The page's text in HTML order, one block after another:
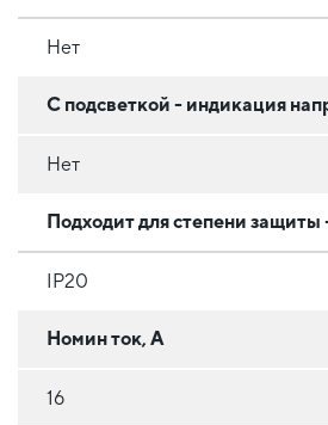
Нет
С подсветкой - индикация
Нет
Подходит для степени защиты
IP20
Номин ток, А
16